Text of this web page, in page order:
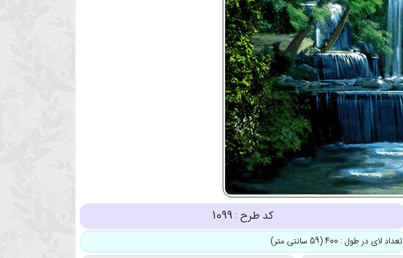
کد طرح :1099
تعداد لای در طول : 400 (59 سانتی متر)